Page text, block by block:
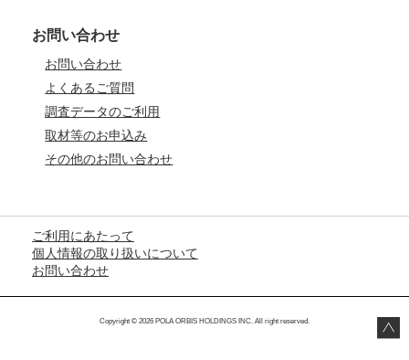
お問い合わせ
お問い合わせ
よくあるご質問
調査データのご利用
取材等のお申込み
その他のお問い合わせ
ご利用にあたって
個人情報の取り扱いについて
お問い合わせ
Copyright © 2026 POLA ORBIS HOLDINGS INC. All right reserved.